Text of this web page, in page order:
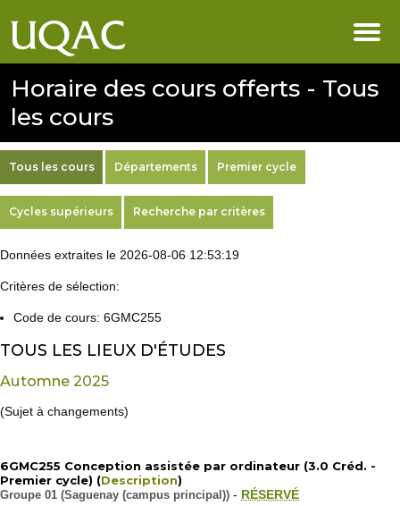
Horaire des cours offerts - Tous
les cours
Tous les cours Départements Premier cycle
Cycles supérieurs Recherche par critères
Données extraites le 2026-08-06 12:53:19
Critères de sélection:
Code de cours: 6GMC255
TOUS LES LIEUX D'ÉTUDES
Automne 2025
(Sujet à changements)
6GMC255 Conception assistée par ordinateur (3.0 Créd. -
Premier cycle) (Description)
Groupe 01 (Saguenay (campus principal)) - RÉSERVÉ